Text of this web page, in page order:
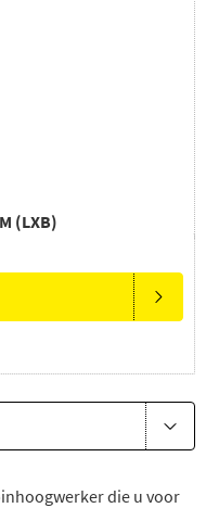
(LXB)
die u voor